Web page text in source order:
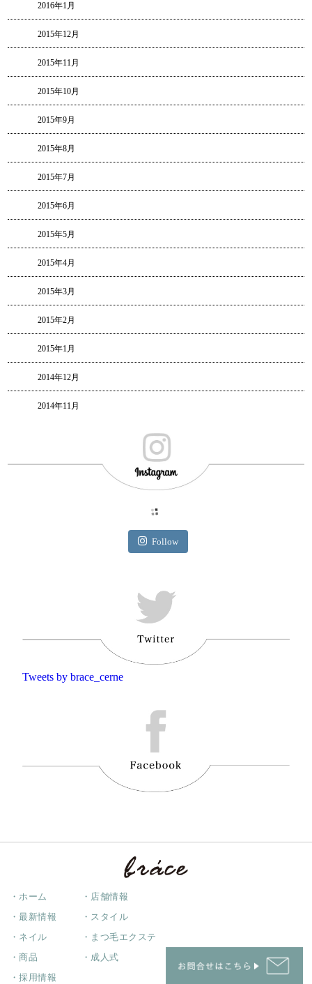
2016年1月
2015年12月
2015年11月
2015年10月
2015年9月
2015年8月
2015年7月
2015年6月
2015年5月
2015年4月
2015年3月
2015年2月
2015年1月
2014年12月
2014年11月
Follow
Tweets by brace_cerne
・ホーム ・店舗情報
・最新情報 ・スタイル
・ネイル ・まつ毛エクステ
・商品 ・成人式
・採用情報